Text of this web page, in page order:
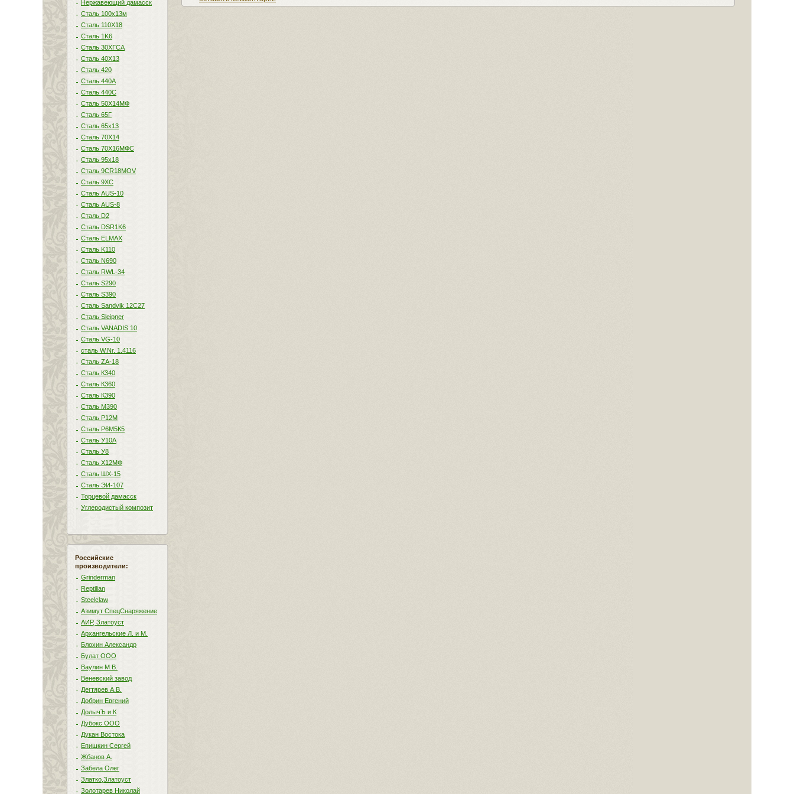
Нержавеющий дамасск
Сталь 100х13м
Сталь 110Х18
Сталь 1K6
Сталь 30ХГСА
Сталь 40Х13
Сталь 420
Сталь 440A
Сталь 440С
Сталь 50Х14МФ
Сталь 65Г
Сталь 65х13
Сталь 70Х14
Сталь 70Х16МФС
Сталь 95х18
Сталь 9CR18MOV
Сталь 9ХС
Сталь AUS-10
Сталь AUS-8
Сталь D2
Сталь DSR1K6
Сталь ELMAX
Сталь K110
Сталь N690
Сталь RWL-34
Сталь S290
Сталь S390
Сталь Sandvik 12C27
Сталь Sleipner
Сталь VANADIS 10
Сталь VG-10
сталь W.Nr. 1.4116
Сталь ZA-18
Сталь К340
Сталь К360
Сталь К390
Сталь М390
Сталь Р12М
Сталь Р6М5К5
Сталь У10А
Сталь У8
Сталь Х12МФ
Сталь ШХ-15
Сталь ЭИ-107
Торцевой дамасск
Углеродистый композит
Российские
производители:
Grinderman
Reptilian
Steelclaw
Азимут СпецСнаряжение
АИР, Златоуст
Архангельские Л. и М.
Блохин Александр
Булат ООО
Ваулин М.В.
Веневский завод
Дегтярев А.В.
Добрин Евгений
ДолычЪ и К
Дубокс ООО
Дукан Востока
Епишкин Сергей
Жбанов А.
Забела Олег
Златко,Златоуст
Золотарев Николай